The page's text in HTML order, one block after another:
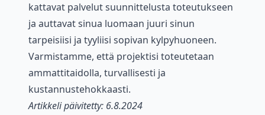
kattavat palvelut suunnittelusta toteutukseen
ja auttavat sinua luomaan juuri sinun
tarpeisiisi ja tyyliisi sopivan kylpyhuoneen.
Varmistamme, että projektisi toteutetaan
ammattitaidolla, turvallisesti ja
kustannustehokkaasti.
Artikkeli päivitetty: 6.8.2024